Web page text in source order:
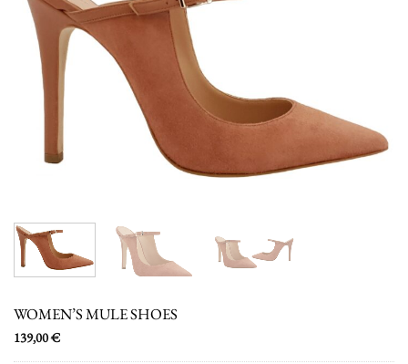
WOMEN’S MULE SHOES
139,00€